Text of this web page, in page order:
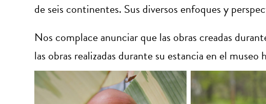
de seis continentes. Sus diversos enfoques y
Nos complace anunciar que las obras creadas
las obras realizadas durante su estancia en el